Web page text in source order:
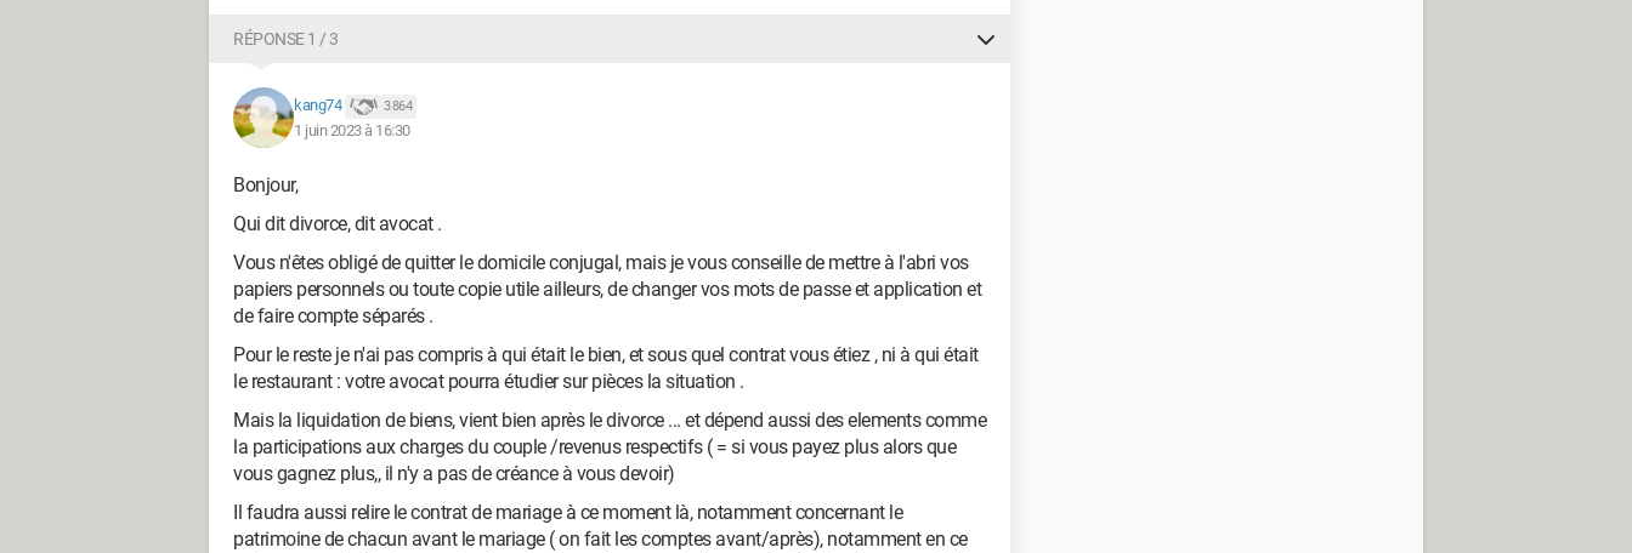
RÉPONSE 1 / 3
kang74 3 864
1 juin 2023 à 16:30
Bonjour,
Qui dit divorce, dit avocat .
Vous n'êtes obligé de quitter le domicile conjugal, mais je vous conseille de mettre à l'abri vos
papiers personnels ou toute copie utile ailleurs, de changer vos mots de passe et application et
de faire compte séparés .
Pour le reste je n'ai pas compris à qui était le bien, et sous quel contrat vous étiez , ni à qui était
le restaurant : votre avocat pourra étudier sur pièces la situation .
Mais la liquidation de biens, vient bien après le divorce ... et dépend aussi des elements comme
la participations aux charges du couple /revenus respectifs ( = si vous payez plus alors que
vous gagnez plus,, il n'y a pas de créance à vous devoir)
Il faudra aussi relire le contrat de mariage à ce moment là, notamment concernant le
patrimoine de chacun avant le mariage ( on fait les comptes avant/après), notamment en ce